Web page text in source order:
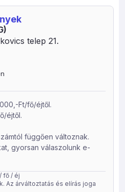
Keressen
e-mailt, vagy hívjon
telep 21.
Ft/fő/éjtől.
éjtől.
függően változnak.
gyorsan válaszolunk e-
fő / éj
Az árváltoztatás és elírás joga